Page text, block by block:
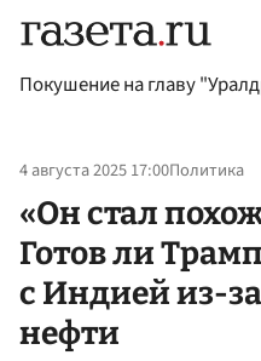
Покушение на главу
4 августа 2025 17:00Политика
«Он стал
Готов ли
с Индией из-
нефти